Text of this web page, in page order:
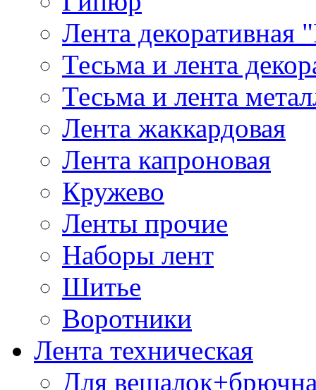
Лента декоративная
Тесьма и лента
Тесьма и лента
Лента жаккардовая
Лента капроновая
Кружево
Ленты прочие
Наборы лент
Шитье
Воротники
Лента техническая
Для